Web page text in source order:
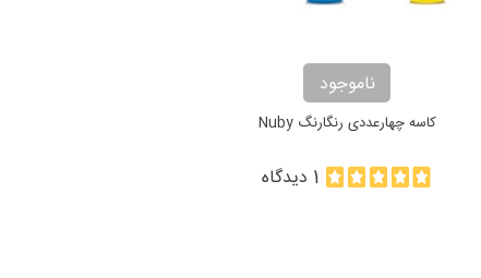
ناموجود
کاسه چهارعددی رنگارنگ Nuby
1 دیدگاه